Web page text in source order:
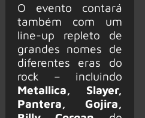
O evento contará
também com um
line-up repleto de
grandes nomes de
diferentes eras do
rock – incluindo
Metallica, Slayer,
Pantera, Gojira,